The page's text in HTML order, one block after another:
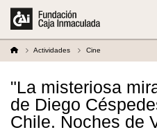
Actividades Cine
"La misteriosa
de Diego
Chile. Noches de